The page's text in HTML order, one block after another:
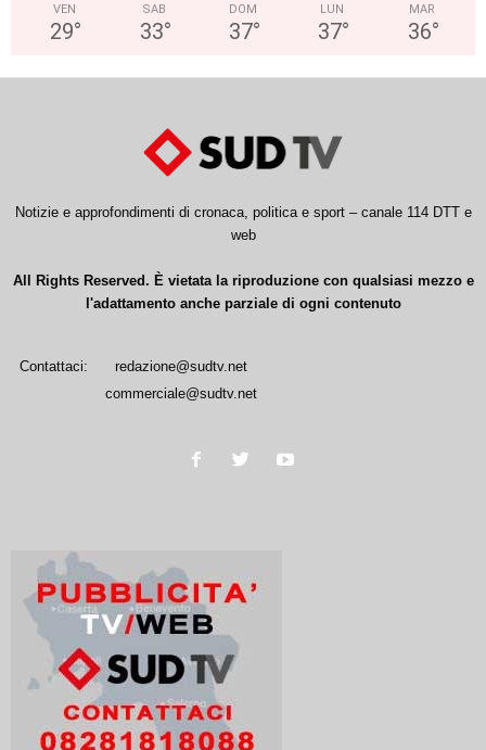
VEN
29°
SAB
33°
DOM
37°
LUN
37°
MAR
36°
Notizie e approfondimenti di cronaca, politica e sport – canale 114 DTT e
web
All Rights Reserved. È vietata la riproduzione con qualsiasi mezzo e
l'adattamento anche parziale di ogni contenuto
Contattaci:
redazione@sudtv.net
commerciale@sudtv.net